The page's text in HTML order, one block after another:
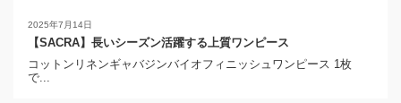
2025年7月14日
【SACRA】長いシーズン活躍する上質ワンピース
コットンリネンギャバジンバイオフィニッシュワンピース 1枚
で...